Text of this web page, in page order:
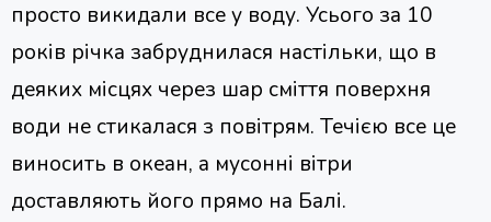
просто викидали все у воду. Усього за 10
років річка забруднилася настільки, що в
деяких місцях через шар сміття поверхня
води не стикалася з повітрям. Течією все це
виносить в океан, а мусонні вітри
доставляють його прямо на Балі.